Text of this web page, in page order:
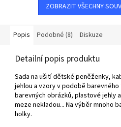
ZOBRAZIT VŠECHNY
Popis Podobné (8) Diskuze
Detailní popis produktu
Sada na ušití dětské peněženky,
jehlou a vzory v podobě
barevných obrázků, plastové jehly
meze nekladou... Na výběr mnoho
holky.